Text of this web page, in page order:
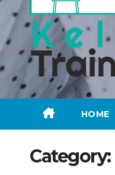
HOME
Category: